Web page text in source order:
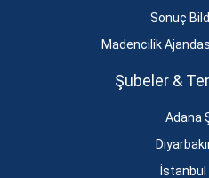
Sonuç
Madencilik
Şubeler &
Adana
İstanbul